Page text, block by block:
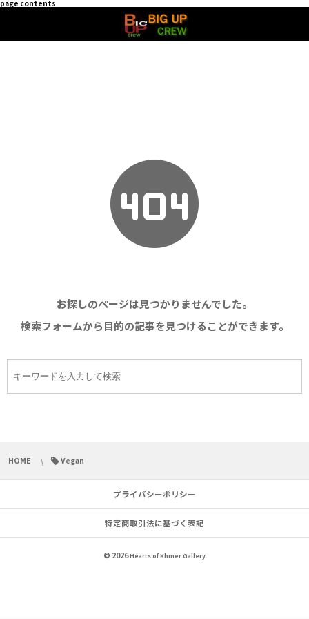
page contents
お探しのページは見つかりませんでした。
検索フォームから目的の記事を見つけることができます。
HOME Vegan
プライバシーポリシー
特定商取引法に基づく表記
© 2026Hearts of Khmer Gallery